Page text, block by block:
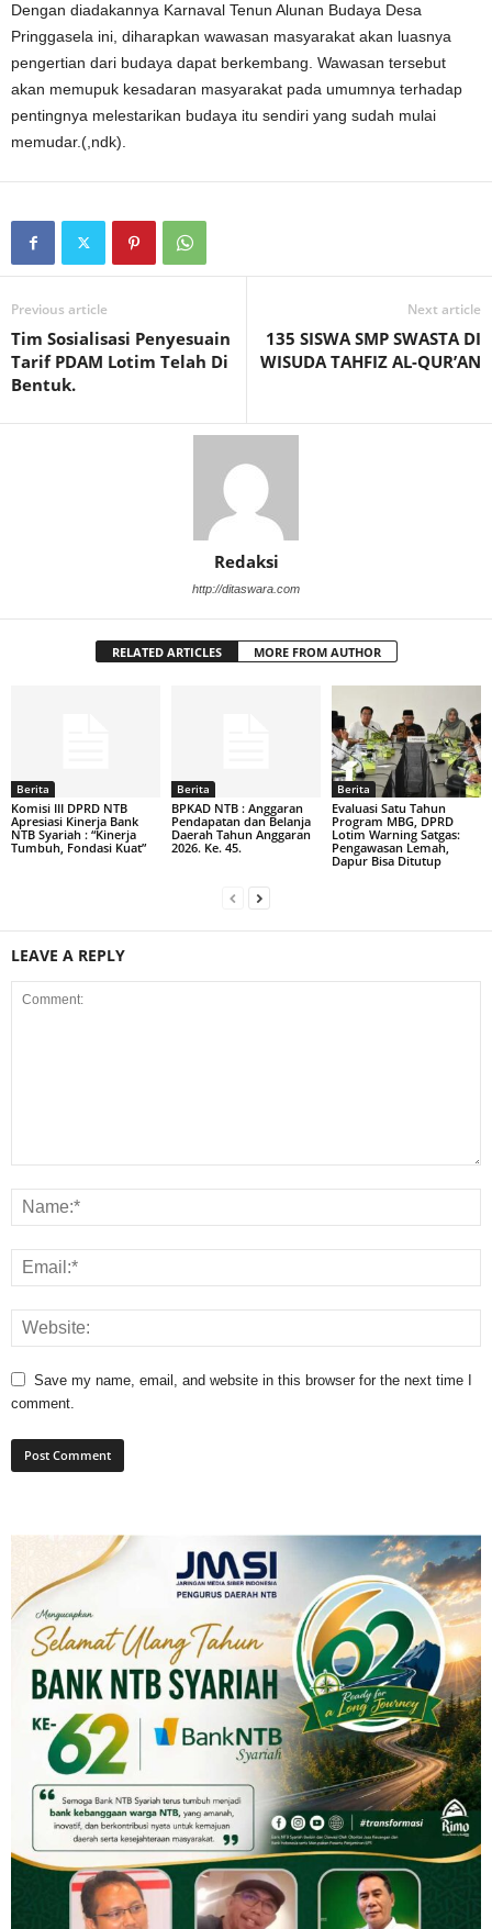
Dengan diadakannya Karnaval Tenun Alunan Budaya Desa
Pringgasela ini, diharapkan wawasan masyarakat akan luasnya
pengertian dari budaya dapat berkembang. Wawasan tersebut
akan memupuk kesadaran masyarakat pada umumnya terhadap
pentingnya melestarikan budaya itu sendiri yang sudah mulai
memudar.(,ndk).
Previous article
Tim Sosialisasi Penyesuain
Tarif PDAM Lotim Telah Di
Bentuk.
Next article
135 SISWA SMP SWASTA DI
WISUDA TAHFIZ AL-QUR’AN
Redaksi
http://ditaswara.com
RELATED ARTICLES MORE FROM AUTHOR
Berita
Komisi III DPRD NTB
Apresiasi Kinerja Bank
NTB Syariah : “Kinerja
Tumbuh, Fondasi Kuat”
Berita
BPKAD NTB : Anggaran
Pendapatan dan Belanja
Daerah Tahun Anggaran
2026. Ke. 45.
Berita
Evaluasi Satu Tahun
Program MBG, DPRD
Lotim Warning Satgas:
Pengawasan Lemah,
Dapur Bisa Ditutup
LEAVE A REPLY
Save my name, email, and website in this browser for the next time I
comment.